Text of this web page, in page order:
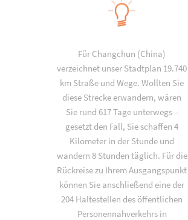
Für Changchun (China)
verzeichnet unser Stadtplan 19.740
km Straße und Wege. Wollten Sie
diese Strecke erwandern, wären
Sie rund 617 Tage unterwegs –
gesetzt den Fall, Sie schaffen 4
Kilometer in der Stunde und
wandern 8 Stunden täglich. Für die
Rückreise zu Ihrem Ausgangspunkt
können Sie anschließend eine der
204 Haltestellen des öffentlichen
Personennahverkehrs in